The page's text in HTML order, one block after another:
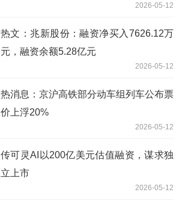
2026-05-12
热文：兆新股份：融资净买入7626.12万
元，融资余额5.28亿元
2026-05-12
热消息：京沪高铁部分动车组列车公布票
价上浮20%
2026-05-12
传可灵AI以200亿美元估值融资，谋求独
立上市
2026-05-12